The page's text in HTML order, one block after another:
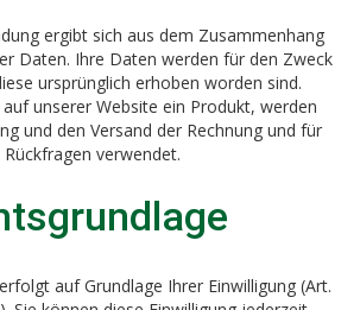
ergibt sich aus dem Zusammenhang
Daten. Ihre Daten werden für den Zweck
ursprünglich erhoben worden sind.
unserer Website ein Produkt, werden
und den Versand der Rechnung und für
Rückfragen verwendet.
auf Grundlage Ihrer Einwilligung (Art.